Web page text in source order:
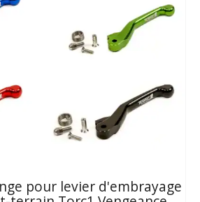
pour levier d'embrayage